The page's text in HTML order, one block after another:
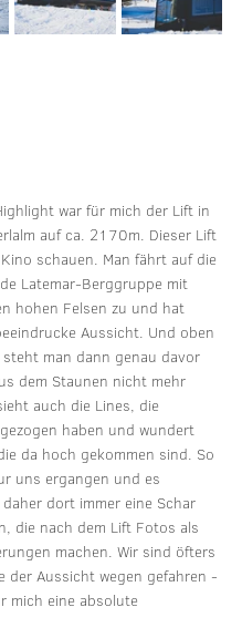
war für mich der Lift in
auf ca. 2170m. Dieser Lift
schauen. Man fährt auf die
Latemar-Berggruppe mit
hohen Felsen zu und hat
Aussicht. Und oben
steht man dann genau davor
dem Staunen nicht mehr
auch die Lines, die
haben und wundert
da hoch gekommen sind. So
uns ergangen und es
dort immer eine Schar
die nach dem Lift Fotos als
machen. Wir sind öfters
der Aussicht wegen gefahren -
mich eine absolute